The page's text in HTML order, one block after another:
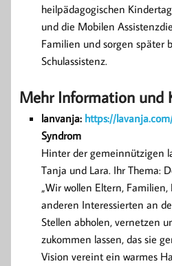
heilpädagogischen
und die Mobilen
Familien und sorgen später
Schulassistenz.
Mehr Information und
lanvanja: https://
Syndrom
Hinter der gemeinnützigen
Tanja und Lara. Ihr Thema:
„Wir wollen Eltern,
anderen Interessierten an
Stellen abholen, vernetzen
zukommen lassen, das sie
Vision vereint ein warmes